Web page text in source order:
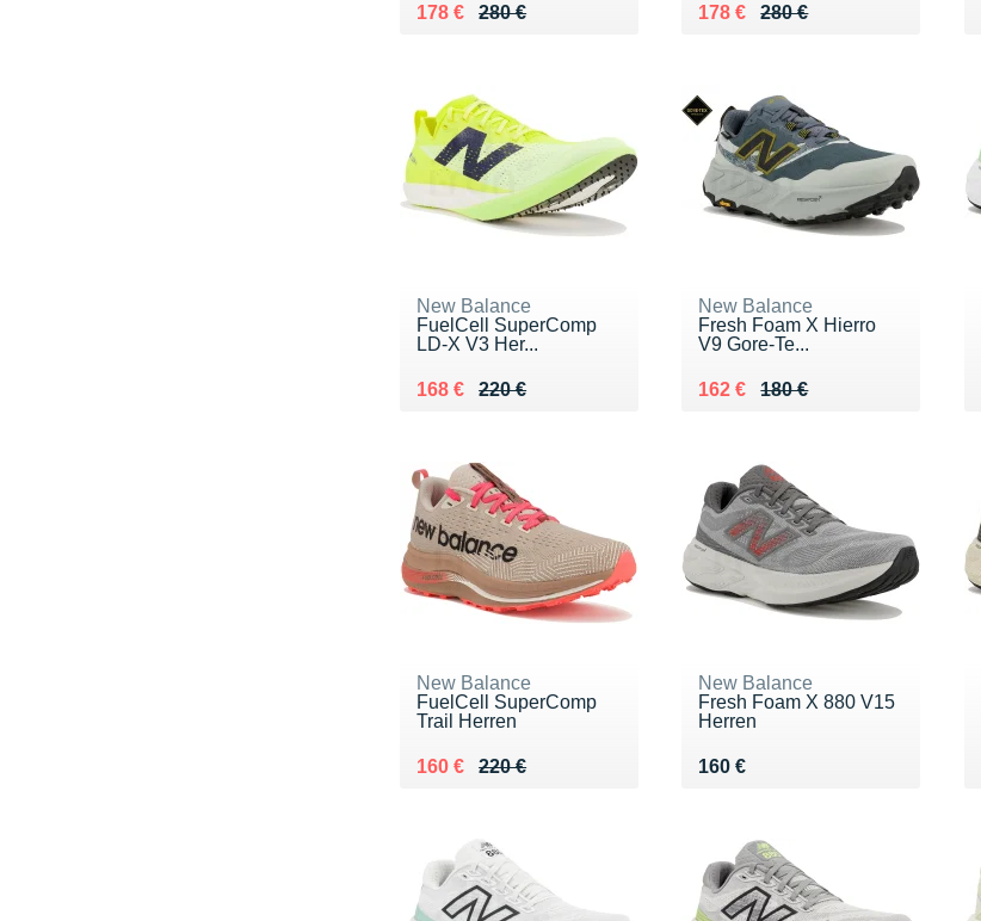
280 €
Au lieu de 280 €
178 €
Vendu 178 € 280 €
Au lieu de 280 €
178 €
Vendu 178 €
New Balance
FuelCell SuperComp
LD-X V3 Her...
220 €
Au lieu de 220 €
168 €
Vendu 168 €
New Balance
Fresh Foam X Hierro
V9 Gore-Te...
180 €
Au lieu de 180 €
162 €
Vendu 162 €
New Balance
FuelCell SuperComp
Trail Herren
220 €
Au lieu de 220 €
160 €
Vendu 160 €
New Balance
Fresh Foam X 880 V15
Herren
160 €
Vendu 160 €